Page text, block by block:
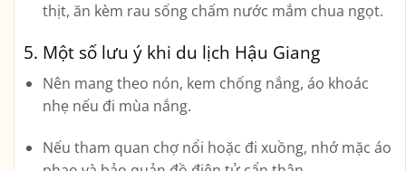
thịt, ăn kèm rau sống chấm nước mắm chua ngọt.
5. Một số lưu ý khi du lịch Hậu Giang
Nên mang theo nón, kem chống nắng, áo khoác
nhẹ nếu đi mùa nắng.
Nếu tham quan chợ nổi hoặc đi xuồng, nhớ mặc áo